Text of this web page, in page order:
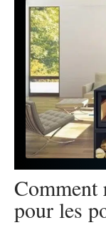
Comment
pour les